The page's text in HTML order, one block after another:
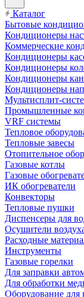
Каталог
Бытовые
Кондиционеры
Коммерческие
Кондиционеры
Кондиционеры
Кондиционеры
Кондиционеры
Мультисплит-
Промышленные
VRF системы
Тепловое
Тепловые завесы
Отопительное
Газовые котлы
Газовые
ИК обогреватели
Конвекторы
Тепловые пушки
Диспенсеры для
Осушители
Расходные
Инструменты
Газовые горелки
Для заправки
Для обработки
Оборудование для